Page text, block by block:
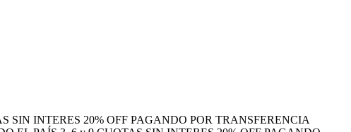
SIN INTERES 20% OFF PAGANDO POR TRANSFERENCIA